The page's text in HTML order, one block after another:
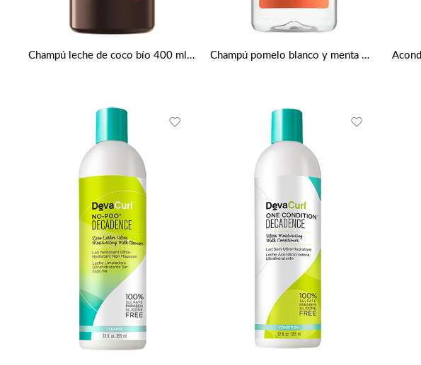
Champú leche de coco bío 400 ml de Herbal Essences Champú pomelo blanco y menta mosa de Herbal Essences